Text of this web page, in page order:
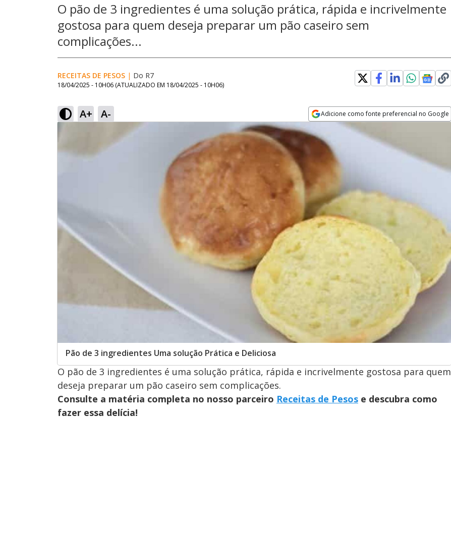
O pão de 3 ingredientes é uma solução prática, rápida e incrivelmente
gostosa para quem deseja preparar um pão caseiro sem
complicações...
RECEITAS DE PESOS | Do R7
18/04/2025 - 10H06 (ATUALIZADO EM 18/04/2025 - 10H06)
A+ A- Adicione como fonte preferencial no Google
Opens in new window
Pão de 3 ingredientes Uma solução Prática e Deliciosa
O pão de 3 ingredientes é uma solução prática, rápida e incrivelmente gostosa para quem
deseja preparar um pão caseiro sem complicações.
Consulte a matéria completa no nosso parceiro Receitas de Pesos e descubra como
fazer essa delícia!